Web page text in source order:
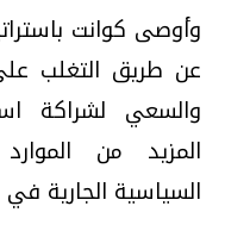
وأوصى كوانت
عن طريق التغلب على
والسعي لشراكة
المزيد من
السياسية الجارية